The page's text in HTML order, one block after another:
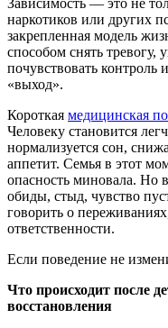
Зависимость — это не
наркотиков или других
закрепленная модель
способом снять тревогу,
почувствовать
«выход».
Короткая медицинская
Человеку становится
нормализуется сон,
аппетит. Семья в этот
опасность миновала. Но
обиды, стыд, чувство
говорить о
ответственности.
Если поведение не
Что происходит после
восстановления